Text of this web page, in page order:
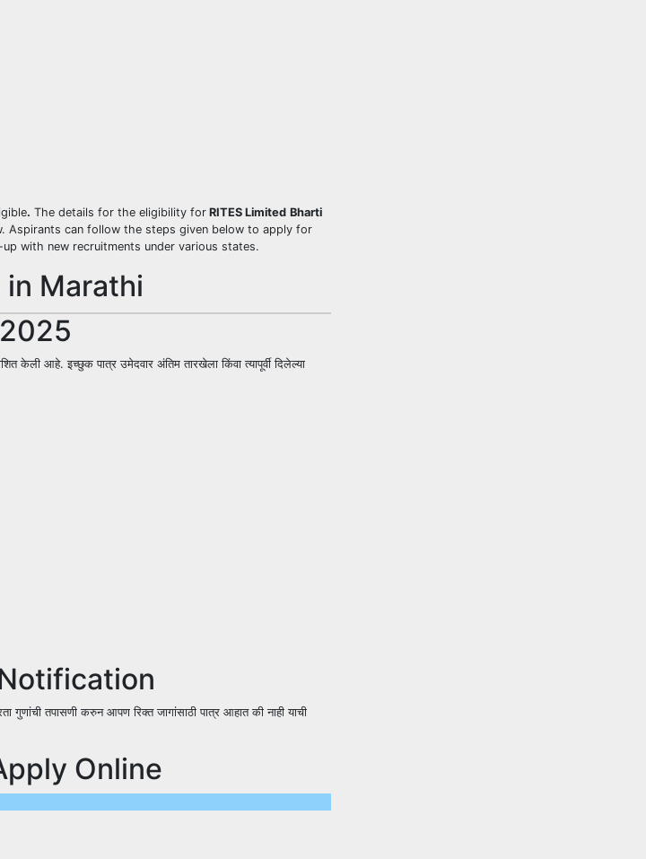
. The details for the eligibility for RITES Limited Bharti
Aspirants can follow the steps given below to apply for
with new recruitments under various states.
Marathi
केली आहे. इच्छुक पात्र उमेदवार अंतिम तारखेला किंवा त्यापूर्वी दिलेल्या
गुणांची तपासणी करुन आपण रिक्त जागांसाठी पात्र आहात की नाही याची
Online